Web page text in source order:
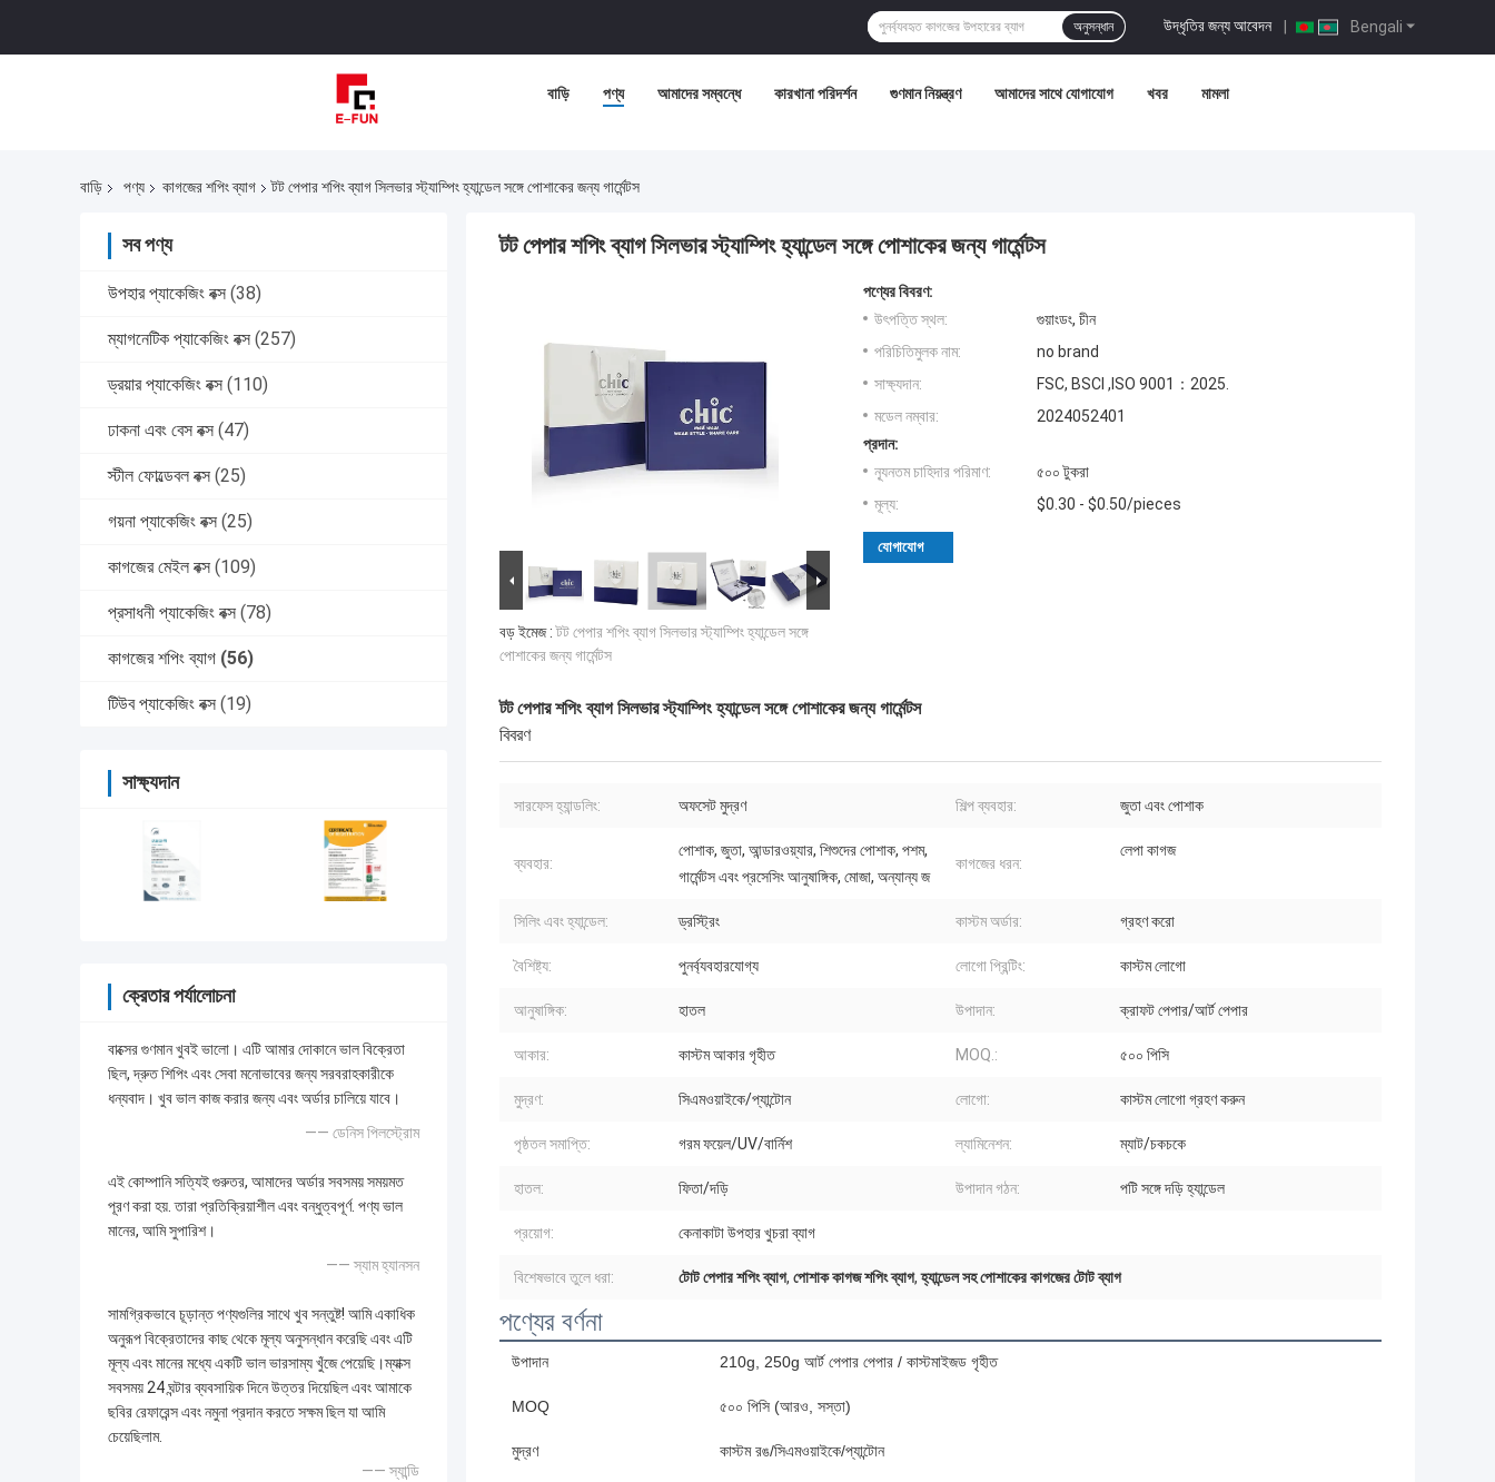
Bengali
উদ্ধৃতির জন্য আবেদন |
অনুসন্ধান
বাড়ি পণ্য আমাদের সম্বন্ধে কারখানা পরিদর্শন গুণমান নিয়ন্ত্রণ আমাদের সাথে যোগাযোগ খবর মামলা
বাড়ি পণ্য কাগজের শপিং ব্যাগ টট পেপার শপিং ব্যাগ সিলভার স্ট্যাম্পিং হ্যান্ডেল সঙ্গে পোশাকের জন্য গার্মেন্টস
সব পণ্য
উপহার প্যাকেজিং বক্স (38)
ম্যাগনেটিক প্যাকেজিং বক্স (257)
ড্রয়ার প্যাকেজিং বক্স (110)
ঢাকনা এবং বেস বক্স (47)
স্টীল ফোল্ডেবল বক্স (25)
গয়না প্যাকেজিং বক্স (25)
কাগজের মেইল বক্স (109)
প্রসাধনী প্যাকেজিং বক্স (78)
কাগজের শপিং ব্যাগ (56)
টিউব প্যাকেজিং বক্স (19)
সাক্ষ্যদান
ক্রেতার পর্যালোচনা
বাক্সের গুণমান খুবই ভালো। এটি আমার দোকানে ভাল বিক্রেতা
ছিল, দ্রুত শিপিং এবং সেবা মনোভাবের জন্য সরবরাহকারীকে
ধন্যবাদ। খুব ভাল কাজ করার জন্য এবং অর্ডার চালিয়ে যাবে।
—— ডেনিস পিলস্ট্রোম
এই কোম্পানি সত্যিই গুরুতর, আমাদের অর্ডার সবসময় সময়মত
পূরণ করা হয়. তারা প্রতিক্রিয়াশীল এবং বন্ধুত্বপূর্ণ. পণ্য ভাল
মানের, আমি সুপারিশ।
—— স্যাম হ্যানসন
সামগ্রিকভাবে চূড়ান্ত পণ্যগুলির সাথে খুব সন্তুষ্ট! আমি একাধিক
অনুরূপ বিক্রেতাদের কাছ থেকে মূল্য অনুসন্ধান করেছি এবং এটি
মূল্য এবং মানের মধ্যে একটি ভাল ভারসাম্য খুঁজে পেয়েছি।ম্যাক্স
সবসময় 24 ঘন্টার ব্যবসায়িক দিনে উত্তর দিয়েছিল এবং আমাকে
ছবির রেফারেন্স এবং নমুনা প্রদান করতে সক্ষম ছিল যা আমি
চেয়েছিলাম.
—— স্যান্ডি
টট পেপার শপিং ব্যাগ সিলভার স্ট্যাম্পিং হ্যান্ডেল সঙ্গে পোশাকের জন্য গার্মেন্টস
বড় ইমেজ :টট পেপার শপিং ব্যাগ সিলভার স্ট্যাম্পিং হ্যান্ডেল সঙ্গে
পোশাকের জন্য গার্মেন্টস
পণ্যের বিবরণ:
উৎপত্তি স্থল:
গুয়াংডং, চীন
পরিচিতিমুলক নাম:
no brand
সাক্ষ্যদান:
FSC, BSCI ,ISO 9001：2025.
মডেল নম্বার:
2024052401
প্রদান:
ন্যূনতম চাহিদার পরিমাণ:
৫০০ টুকরা
মূল্য:
$0.30 - $0.50/pieces
যোগাযোগ
টট পেপার শপিং ব্যাগ সিলভার স্ট্যাম্পিং হ্যান্ডেল সঙ্গে পোশাকের জন্য গার্মেন্টস
বিবরণ
সারফেস হ্যান্ডলিং: অফসেট মুদ্রণ শিল্প ব্যবহার: জুতা এবং পোশাক
ব্যবহার:
পোশাক, জুতা, আন্ডারওয়্যার, শিশুদের পোশাক, পশম,
গার্মেন্টস এবং প্রসেসিং আনুষাঙ্গিক, মোজা, অন্যান্য জ
কাগজের ধরন:
লেপা কাগজ
সিলিং এবং হ্যান্ডেল: ড্রস্ট্রিং কাস্টম অর্ডার: গ্রহণ করো
বৈশিষ্ট্য: পুনর্ব্যবহারযোগ্য লোগো প্রিন্টিং: কাস্টম লোগো
আনুষাঙ্গিক: হাতল উপাদান: ক্রাফট পেপার/আর্ট পেপার
আকার: কাস্টম আকার গৃহীত MOQ.: ৫০০ পিসি
মুদ্রণ: সিএমওয়াইকে/প্যান্টোন লোগো: কাস্টম লোগো গ্রহণ করুন
পৃষ্ঠতল সমাপ্তি: গরম ফয়েল/UV/বার্নিশ ল্যামিনেশন: ম্যাট/চকচকে
হাতল: ফিতা/দড়ি উপাদান গঠন: পটি সঙ্গে দড়ি হ্যান্ডেল
প্রয়োগ: কেনাকাটা উপহার খুচরা ব্যাগ
বিশেষভাবে তুলে ধরা: টোট পেপার শপিং ব্যাগ, পোশাক কাগজ শপিং ব্যাগ,হ্যান্ডেল সহ পোশাকের কাগজের টোট ব্যাগ
পণ্যের বর্ণনা
উপাদান 210g, 250g আর্ট পেপার পেপার / কাস্টমাইজড গৃহীত
MOQ ৫০০ পিসি (আরও, সস্তা)
মুদ্রণ কাস্টম রঙ/সিএমওয়াইকে/প্যান্টোন